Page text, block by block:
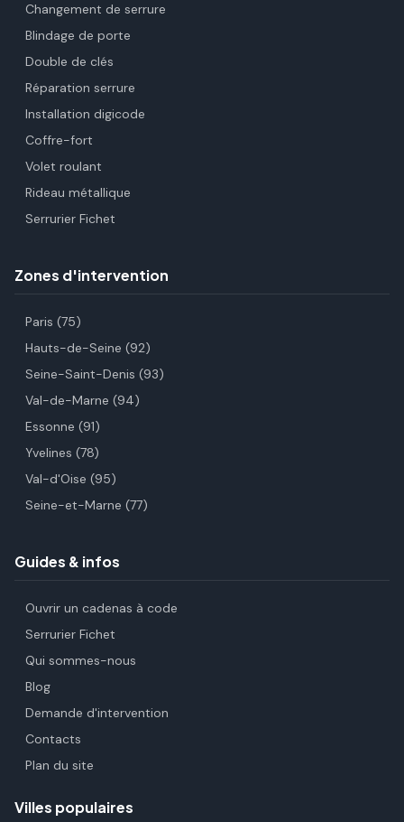
Changement de serrure
Blindage de porte
Double de clés
Réparation serrure
Installation digicode
Coffre-fort
Volet roulant
Rideau métallique
Serrurier Fichet
Zones d'intervention
Paris (75)
Hauts-de-Seine (92)
Seine-Saint-Denis (93)
Val-de-Marne (94)
Essonne (91)
Yvelines (78)
Val-d'Oise (95)
Seine-et-Marne (77)
Guides & infos
Ouvrir un cadenas à code
Serrurier Fichet
Qui sommes-nous
Blog
Demande d'intervention
Contacts
Plan du site
Villes populaires